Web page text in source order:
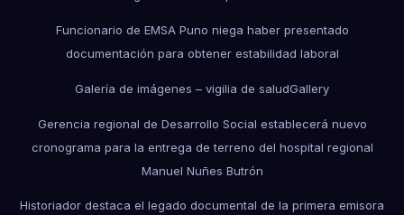
Funcionario de EMSA Puno niega haber presentado
documentación para obtener estabilidad laboral
Galería de imágenes – vigilia de saludGallery
Gerencia regional de Desarrollo Social establecerá nuevo
cronograma para la entrega de terreno del hospital regional
Manuel Nuñes Butrón
Historiador destaca el legado documental de la primera emisora